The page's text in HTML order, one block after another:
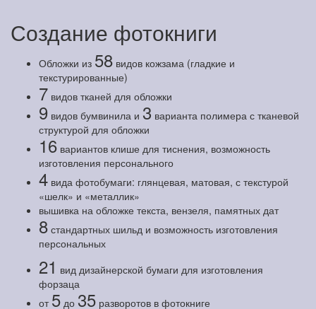
Создание фотокниги
Обложки из 58 видов кожзама (гладкие и
текстурированные)
7 видов тканей для обложки
9 видов бумвинила и 3 варианта полимера с тканевой
структурой для обложки
16 вариантов клише для тиснения, возможность
изготовления персонального
4 вида фотобумаги: глянцевая, матовая, с текстурой
«шелк» и «металлик»
вышивка на обложке текста, вензеля, памятных дат
8 стандартных шильд и возможность изготовления
персональных
21 вид дизайнерской бумаги для изготовления
форзаца
от 5 до 35 разворотов в фотокниге